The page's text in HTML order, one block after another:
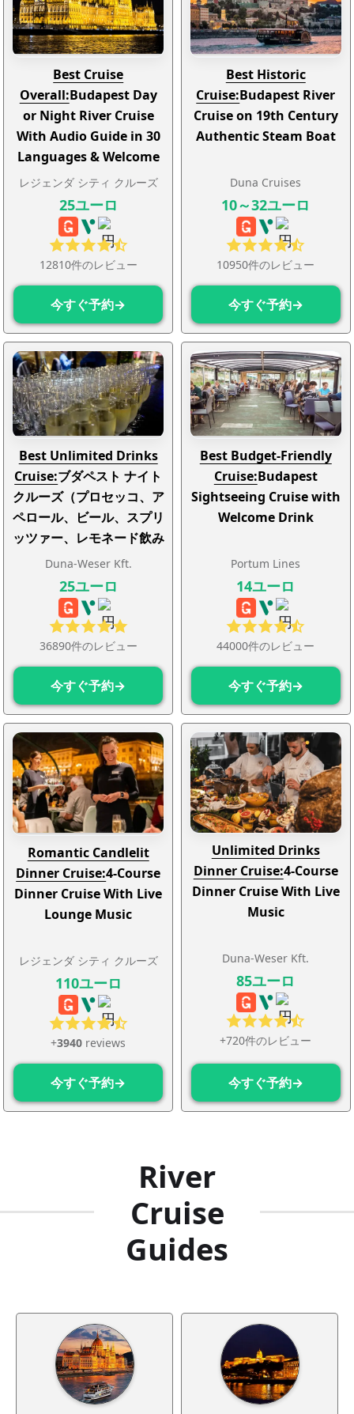
Best Cruise
Overall:Budapest Day
or Night River Cruise
With Audio Guide in 30
Languages & Welcome
Drink
レジェンダ シティ クルーズ
12810件のレビュー
25ユーロ
今すぐ予約→
Best Historic
Cruise:Budapest River
Cruise on 19th Century
Authentic Steam Boat
Duna Cruises
10950件のレビュー
10～32ユーロ
今すぐ予約→
Best Unlimited Drinks
Cruise:ブダペスト ナイト
クルーズ（プロセッコ、ア
ペロール、ビール、スプリ
ッツァー、レモネード飲み
放題付き）
Duna-Weser Kft.
36890件のレビュー
25ユーロ
今すぐ予約→
Best Budget-Friendly
Cruise:Budapest
Sightseeing Cruise with
Welcome Drink
Portum Lines
44000件のレビュー
14ユーロ
今すぐ予約→
Romantic Candlelit
Dinner Cruise:4-Course
Dinner Cruise With Live
Lounge Music
レジェンダ シティ クルーズ
+3940 reviews
110ユーロ
今すぐ予約→
Unlimited Drinks
Dinner Cruise:4-Course
Dinner Cruise With Live
Music
Duna-Weser Kft.
+720件のレビュー
85ユーロ
今すぐ予約→
River
Cruise
Guides